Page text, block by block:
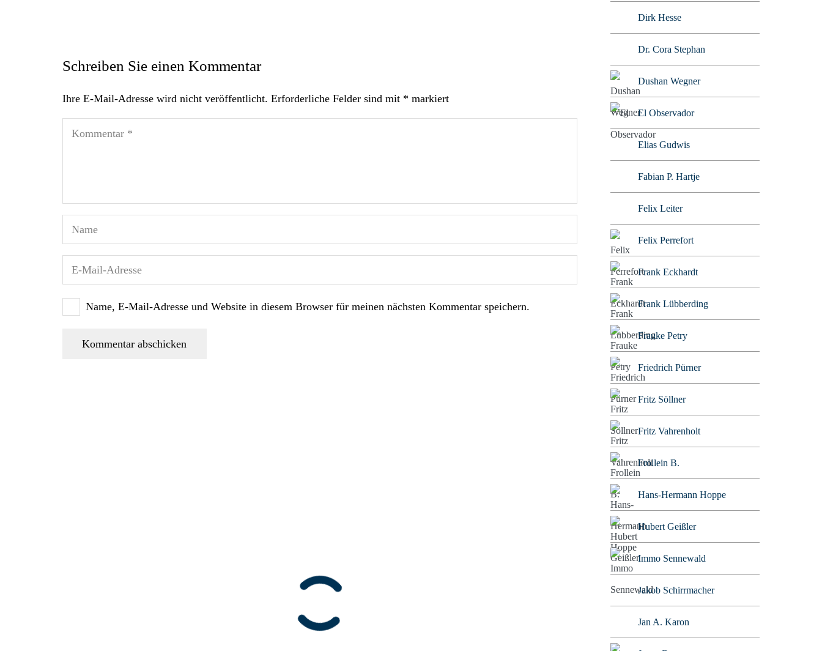
Schreiben Sie einen Kommentar
Ihre E-Mail-Adresse wird nicht veröffentlicht. Erforderliche Felder sind mit * markiert
Name, E-Mail-Adresse und Website in diesem Browser für meinen nächsten Kommentar speichern.
Kommentar abschicken
Dirk Hesse
Dr. Cora Stephan
Dushan Wegner
El Observador
Elias Gudwis
Fabian P. Hartje
Felix Leiter
Felix Perrefort
Frank Eckhardt
Frank Lübberding
Frauke Petry
Friedrich Pürner
Fritz Söllner
Fritz Vahrenholt
Frollein B.
Hans-Hermann Hoppe
Hubert Geißler
Immo Sennewald
Jakob Schirrmacher
Jan A. Karon